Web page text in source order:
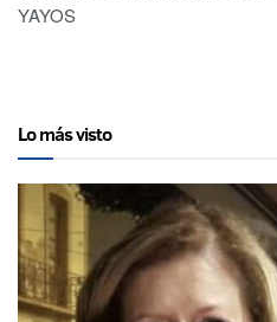
YAYOS
Lo más visto